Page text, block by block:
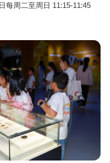
每周二至周日 11:15-11:45